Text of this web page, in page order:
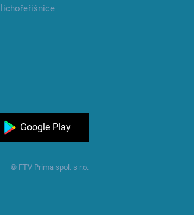
Google Play
© FTV Prima spol. s r.o.